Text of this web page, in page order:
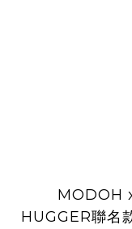
MODOH
HUGGER聯名